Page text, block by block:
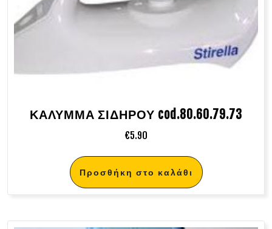
ΚΑΛΥΜΜΑ ΣΙΔΗΡΟΥ cod.80.60.79.73
€5.90
Προσθήκη στο καλάθι